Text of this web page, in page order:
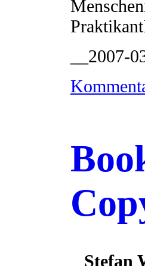
__2007-
_